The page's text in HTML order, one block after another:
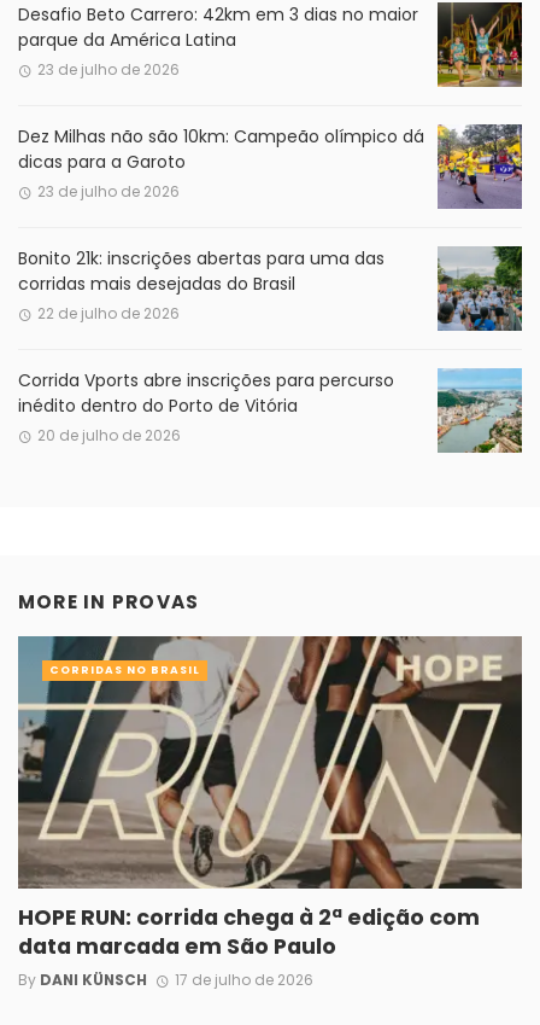
Desafio Beto Carrero: 42km em 3 dias no maior
parque da América Latina
23 de julho de 2026
Dez Milhas não são 10km: Campeão olímpico dá
dicas para a Garoto
23 de julho de 2026
Bonito 21k: inscrições abertas para uma das
corridas mais desejadas do Brasil
22 de julho de 2026
Corrida Vports abre inscrições para percurso
inédito dentro do Porto de Vitória
20 de julho de 2026
MORE IN PROVAS
HOPE RUN: corrida chega à 2ª edição com
data marcada em São Paulo
By DANI KÜNSCH 17 de julho de 2026
CORRIDAS NO BRASIL